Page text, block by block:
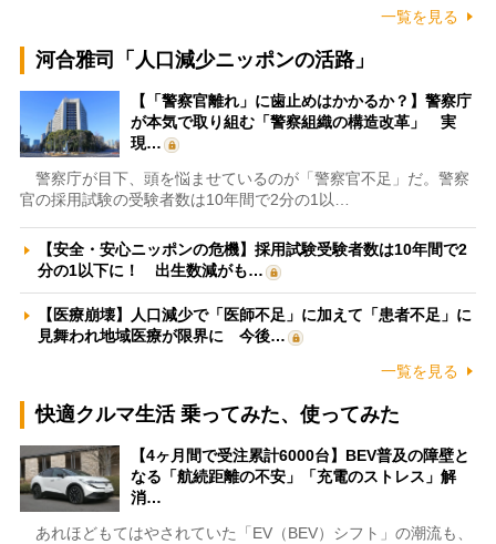
一覧を見る
河合雅司「人口減少ニッポンの活路」
【「警察官離れ」に歯止めはかかるか？】警察庁
が本気で取り組む「警察組織の構造改革」 実
現…
警察庁が目下、頭を悩ませているのが「警察官不足」だ。警察
官の採用試験の受験者数は10年間で2分の1以…
【安全・安心ニッポンの危機】採用試験受験者数は10年間で2
分の1以下に！ 出生数減がも…
【医療崩壊】人口減少で「医師不足」に加えて「患者不足」に
見舞われ地域医療が限界に 今後…
一覧を見る
快適クルマ生活 乗ってみた、使ってみた
【4ヶ月間で受注累計6000台】BEV普及の障壁と
なる「航続距離の不安」「充電のストレス」解
消…
あれほどもてはやされていた「EV（BEV）シフト」の潮流も、